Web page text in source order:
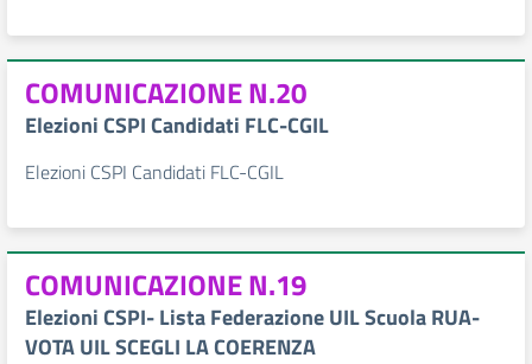
COMUNICAZIONE N.20
Elezioni CSPI Candidati FLC-CGIL
Elezioni CSPI Candidati FLC-CGIL
COMUNICAZIONE N.19
Elezioni CSPI- Lista Federazione UIL Scuola RUA-
VOTA UIL SCEGLI LA COERENZA